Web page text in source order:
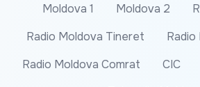
Moldova 1 Moldova 2
Radio Moldova Tineret
Radio
Radio Moldova Comrat
CIC